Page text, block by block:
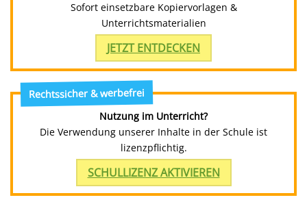
Sofort einsetzbare Kopiervorlagen &
Unterrichtsmaterialien
JETZT ENTDECKEN
Rechtssicher & werbefrei
Nutzung im Unterricht?
Die Verwendung unserer Inhalte in der Schule ist
lizenzpflichtig.
SCHULLIZENZ AKTIVIEREN